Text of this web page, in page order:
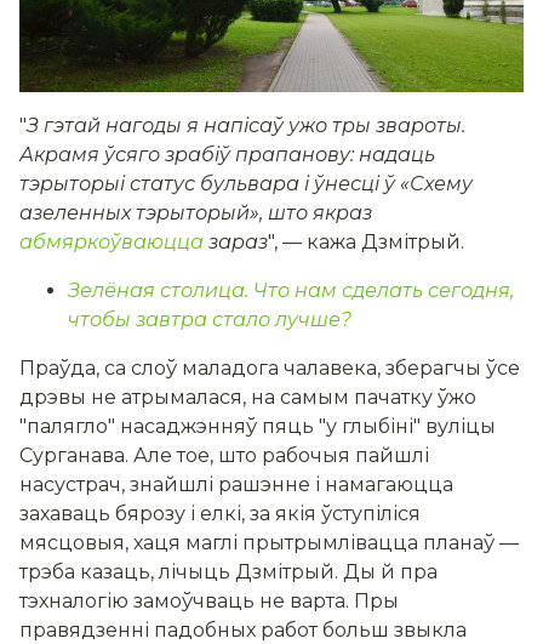
"З гэтай нагоды я напісаў ужо тры звароты.
Акрамя ўсяго зрабіў прапанову: надаць
тэрыторыі статус бульвара і ўнесці ў «Схему
азеленных тэрыторый», што якраз
абмяркоўваюцца зараз", — кажа Дзмітрый.
Зелёная столица. Что нам сделать сегодня,
чтобы завтра стало лучше?
Праўда, са слоў маладога чалавека, зберагчы ўсе
дрэвы не атрымалася, на самым пачатку ўжо
"палягло" насаджэнняў пяць "у глыбіні" вуліцы
Сурганава. Але тое, што рабочыя пайшлі
насустрач, знайшлі рашэнне і намагаюцца
захаваць бярозу і елкі, за якія ўступіліся
мясцовыя, хаця маглі прытрымлівацца планаў —
трэба казаць, лічыць Дзмітрый. Ды й пра
тэхналогію замоўчваць не варта. Пры
правядзенні падобных работ больш звыкла